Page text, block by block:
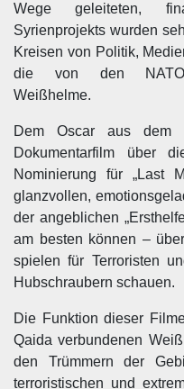
Wege geleiteten,
Syrienprojekts wurden
Kreisen von Politik,
die von den NATO-
Weißhelme.
Dem Oscar aus dem
Dokumentarfilm über
Nominierung für „Last
glanzvollen,
der angeblichen
am besten können –
spielen für Terroristen
Hubschraubern schauen.
Die Funktion dieser
Qaida verbundenen
den Trümmern der
terroristischen und